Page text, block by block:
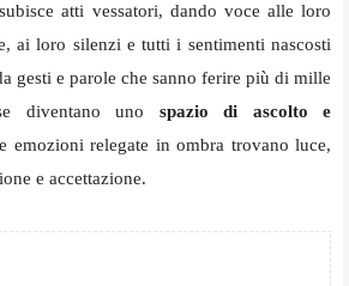
atti vessatori, dando voce alle loro
ai loro silenzi e tutti i sentimenti nascosti
gesti e parole che sanno ferire più di mille
diventano uno spazio di ascolto e
emozioni relegate in ombra trovano luce,
e accettazione.